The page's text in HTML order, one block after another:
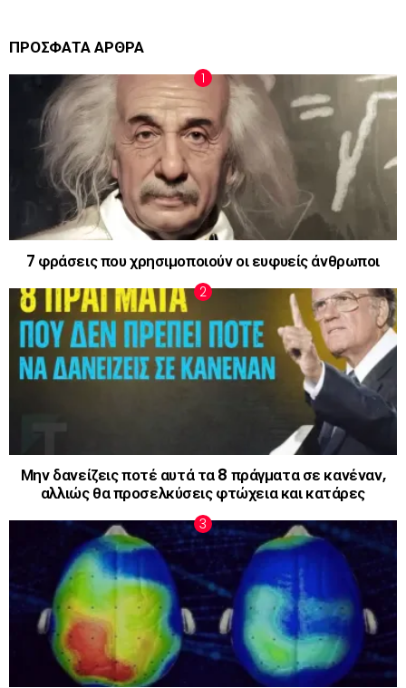
ΠΡΟΣΦΑΤΑ ΑΡΘΡΑ
7 φράσεις που χρησιμοποιούν οι ευφυείς άνθρωποι
Μην δανείζεις ποτέ αυτά τα 8 πράγματα σε κανέναν,
αλλιώς θα προσελκύσεις φτώχεια και κατάρες